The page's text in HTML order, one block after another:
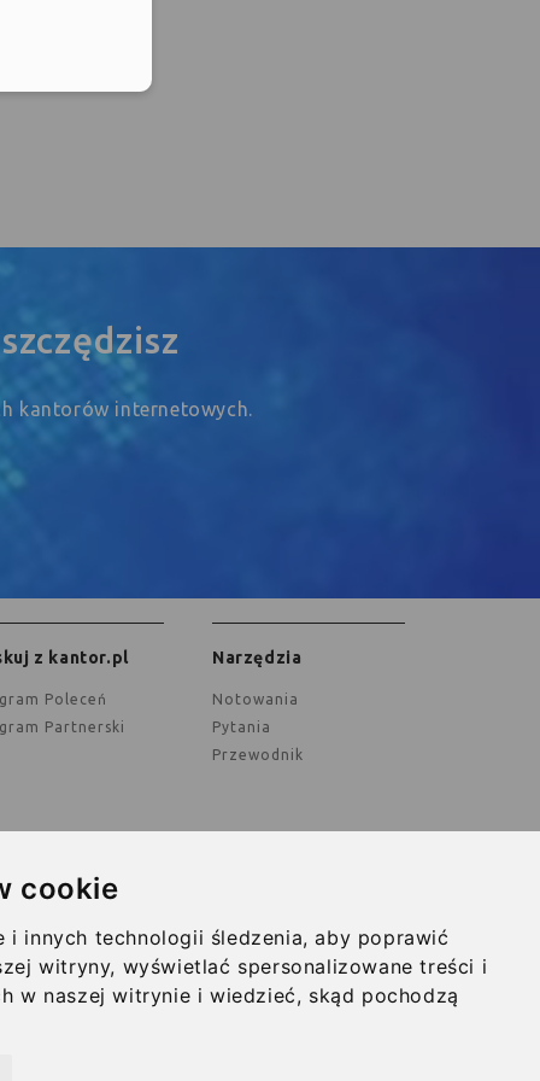
cookie
i innych technologii śledzenia, aby poprawić
witryny, wyświetlać spersonalizowane treści i
w naszej witrynie i wiedzieć, skąd pochodzą
kantorów internetowych.
z kantor.pl
Poleceń
Partnerski
Narzędzia
Notowania
Pytania
Przewodnik
Kontakt